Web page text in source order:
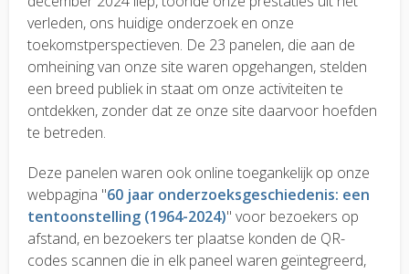
verleden, ons huidige onderzoek en onze
toekomstperspectieven. De 23 panelen, die aan de
omheining van onze site waren opgehangen, stelden
een breed publiek in staat om onze activiteiten te
ontdekken, zonder dat ze onze site daarvoor hoefden
te betreden.
Deze panelen waren ook online toegankelijk op onze
webpagina "60 jaar onderzoeksgeschiedenis: een
tentoonstelling (1964-2024)" voor bezoekers op
afstand, en bezoekers ter plaatse konden de QR-
codes scannen die in elk paneel waren geïntegreerd,